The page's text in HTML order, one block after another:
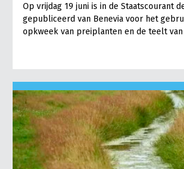
Op vrijdag 19 juni is in de Staatscourant
gepubliceerd van Benevia voor het
opkweek van preiplanten en de teelt